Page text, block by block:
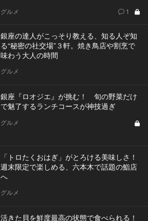
グルメ 1
銀座の達人がこっそり教える、知る人ぞ知
る“秘密の社交場”３軒。焼き鳥店や割烹で
味わう大人の時間
グルメ
銀座『ロオジエ』が挑む！ 旬の野菜だけ
で魅了するランチコースが神技過ぎ
グルメ
「トロたくおはぎ」がとろける美味しさ！
週末限定で楽しめる、六本木で話題の鮨店
へ
グルメ
活きた貝を鮮度最高の状態で食べられる！